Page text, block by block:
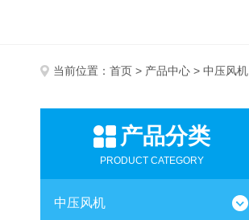
当前位置： 首页 > 产品中心 > 中压风机
产品分类
PRODUCT CATEGORY
中压风机